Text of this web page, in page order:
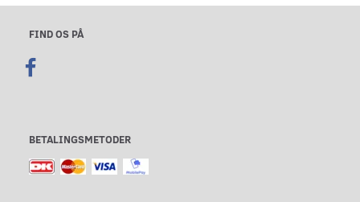
FIND OS PÅ
BETALINGSMETODER